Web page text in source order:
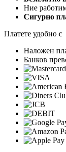
Ние
Сигурно
Платете удобно с
Наложен
Банков